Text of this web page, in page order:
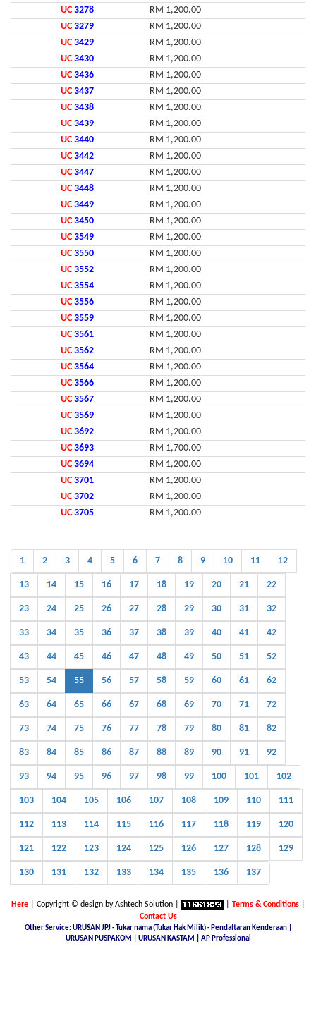
UC 3278
RM 1,200.00
UC 3279
RM 1,200.00
UC 3429
RM 1,200.00
UC 3430
RM 1,200.00
UC 3436
RM 1,200.00
UC 3437
RM 1,200.00
UC 3438
RM 1,200.00
UC 3439
RM 1,200.00
UC 3440
RM 1,200.00
UC 3442
RM 1,200.00
UC 3447
RM 1,200.00
UC 3448
RM 1,200.00
UC 3449
RM 1,200.00
UC 3450
RM 1,200.00
UC 3549
RM 1,200.00
UC 3550
RM 1,200.00
UC 3552
RM 1,200.00
UC 3554
RM 1,200.00
UC 3556
RM 1,200.00
UC 3559
RM 1,200.00
UC 3561
RM 1,200.00
UC 3562
RM 1,200.00
UC 3564
RM 1,200.00
UC 3566
RM 1,200.00
UC 3567
RM 1,200.00
UC 3569
RM 1,200.00
UC 3692
RM 1,200.00
UC 3693
RM 1,700.00
UC 3694
RM 1,200.00
UC 3701
RM 1,200.00
UC 3702
RM 1,200.00
UC 3705 RM 1,200.00
1 2 3 4 5 6 7 8 9 10 11 12
13 14 15 16 17 18 19 20 21 22
23 24 25 26 27 28 29 30 31 32
33 34 35 36 37 38 39 40 41 42
43 44 45 46 47 48 49 50 51 52
53 54 55 56 57 58 59 60 61 62
63 64 65 66 67 68 69 70 71 72
73 74 75 76 77 78 79 80 81 82
83 84 85 86 87 88 89 90 91 92
93 94 95 96 97 98 99 100 101 102
103 104 105 106 107 108 109 110 111
112 113 114 115 116 117 118 119 120
121 122 123 124 125 126 127 128 129
130 131 132 133 134 135 136 137
Here| Copyright © design by Ashtech Solution | Terms & Conditions|
Contact Us
Other Service: URUSAN JPJ - Tukar nama (Tukar Hak Milik) - Pendaftaran Kenderaan |
URUSAN PUSPAKOM | URUSAN KASTAM | AP Professional